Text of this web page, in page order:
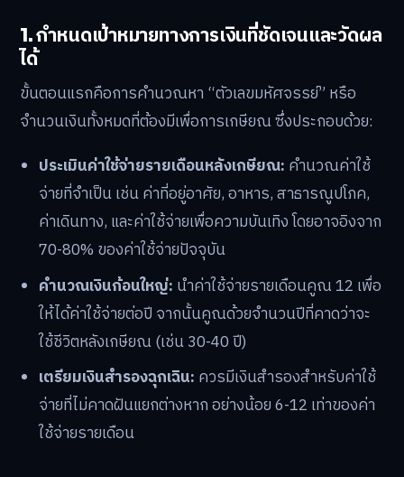
1. กำหนดเป้าหมายทางการเงินที่ชัดเจนและวัดผล
ได้
ขั้นตอนแรกคือการคำนวณหา “ตัวเลขมหัศจรรย์” หรือ
จำนวนเงินทั้งหมดที่ต้องมีเพื่อการเกษียณ ซึ่งประกอบด้วย:
ประเมินค่าใช้จ่ายรายเดือนหลังเกษียณ: คำนวณค่าใช้
จ่ายที่จำเป็น เช่น ค่าที่อยู่อาศัย, อาหาร, สาธารณูปโภค,
ค่าเดินทาง, และค่าใช้จ่ายเพื่อความบันเทิง โดยอาจอิงจาก
70-80% ของค่าใช้จ่ายปัจจุบัน
คำนวณเงินก้อนใหญ่: นำค่าใช้จ่ายรายเดือนคูณ 12 เพื่อ
ให้ได้ค่าใช้จ่ายต่อปี จากนั้นคูณด้วยจำนวนปีที่คาดว่าจะ
ใช้ชีวิตหลังเกษียณ (เช่น 30-40 ปี)
เตรียมเงินสำรองฉุกเฉิน: ควรมีเงินสำรองสำหรับค่าใช้
จ่ายที่ไม่คาดฝันแยกต่างหาก อย่างน้อย 6-12 เท่าของค่า
ใช้จ่ายรายเดือน